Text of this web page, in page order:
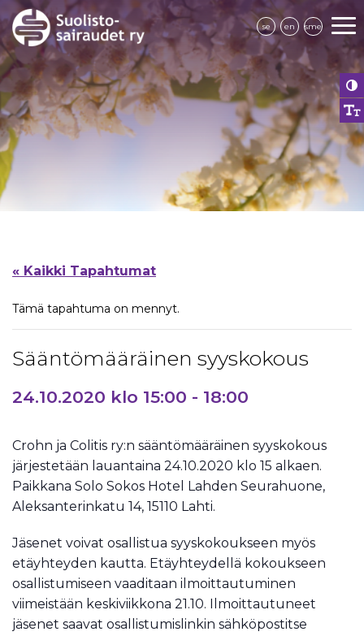
se en sme
« Kaikki Tapahtumat
Tämä tapahtuma on mennyt.
Sääntömääräinen syyskokous
24.10.2020 klo 15:00 - 18:00
Crohn ja Colitis ry:n sääntömääräinen syyskokous
järjestetään lauantaina 24.10.2020 klo 15 alkaen.
Paikkana Solo Sokos Hotel Lahden Seurahuone,
Aleksanterinkatu 14, 15110 Lahti.
Jäsenet voivat osallistua syyskokoukseen myös
etäyhteyden kautta. Etäyhteydellä kokoukseen
osallistumiseen vaaditaan ilmoittautuminen
viimeistään keskiviikkona 21.10. Ilmoittautuneet
jäsenet saavat osallistumislinkin sähköpostitse